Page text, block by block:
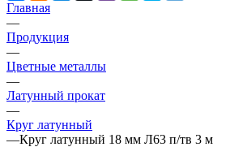
Главная
—
Продукция
—
Цветные металлы
—
Латунный прокат
—
Круг латунный
—Круг латунный 18 мм Л63 п/тв 3 м